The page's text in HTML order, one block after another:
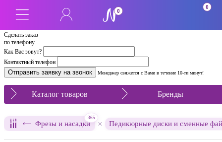
Сделать заказ
по телефону
Как Вас зовут?
Контактный телефон
Менеджер свяжется с Вами в течение 10-ти минут!
0
0
Каталог товаров Бренды
Фрезы и насадки
365
× Педикюрные диски и сменные